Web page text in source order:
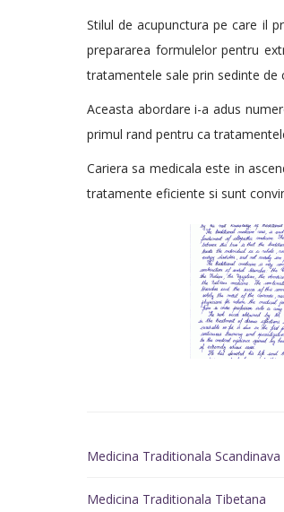
Stilul de acupunctura pe care il
prepararea formulelor pentru
tratamentele sale prin sedinte de
Aceasta abordare i-a adus
primul rand pentru ca
Cariera sa medicala este in
tratamente eficiente si sunt
Medicina Traditionala Scandinava
Medicina Traditionala Tibetana